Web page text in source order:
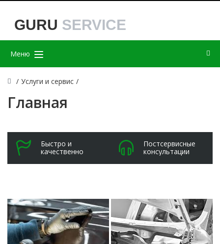
GURU SERVICE
Меню
/ Услуги и сервис /
Главная
Быстро и
качественно
Постсервисные
консультации